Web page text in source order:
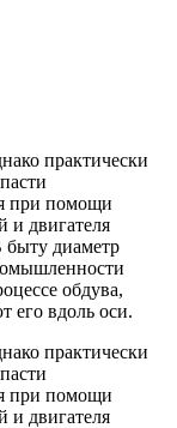
практически
при помощи
и двигателя
быту диаметр
обдува,
его вдоль оси.
практически
при помощи
и двигателя